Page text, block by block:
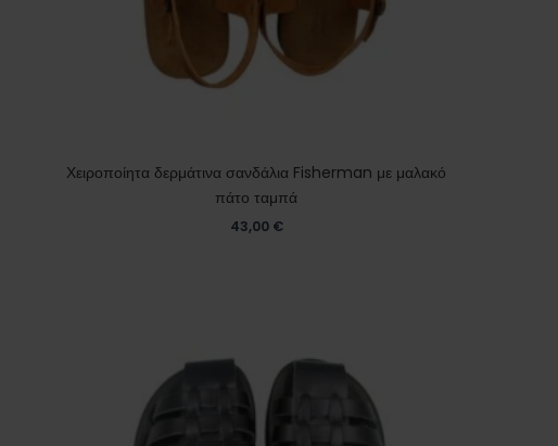
Χειροποίητα δερμάτινα σανδάλια Fisherman με μαλακό
πάτο ταμπά
43,00 €